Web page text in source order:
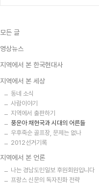
모든 글
영상뉴스
지역에서 본 한국현대사
지역에서 본 세상
동네 소식
사람이야기
지역에서 출판하기
풍운아 채현국과 시대의 어른들
우후죽순 골프장, 문제는 없나
2012선거기록
지역에서 본 언론
나는 경남도민일보 후원회원입니다
프랑스 신문의 독자친화 전략